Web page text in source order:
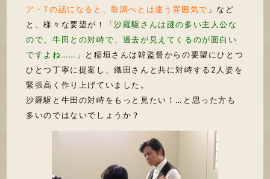
ア・Tの話になると、取調べとは違う雰囲気で 」など
と、様々な要望が！「沙羅駆さんは謎の多い主人公な
ので、牛田との対峙で、過去が見えてくるのが面白い
ですよね…… 」と稲垣さんは韓監督からの要望にひとつ
ひとつ丁寧に提案し、織田さんと共に対峙する2人姿を
緊張高く作り上げていました。
沙羅駆と牛田の対峙をもっと見たい！…と思った方も
多いのではないでしょうか？